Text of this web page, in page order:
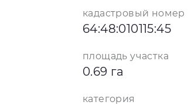
кадастровый номер
64:48:010115:45
площадь участка
0.69 га
категория